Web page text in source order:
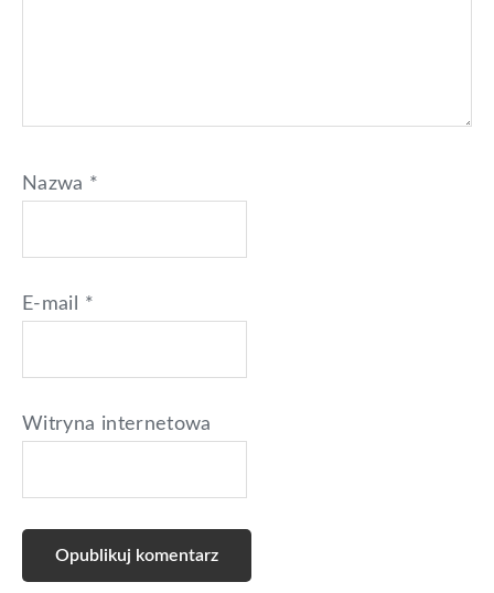
Nazwa *
E-mail *
Witryna internetowa